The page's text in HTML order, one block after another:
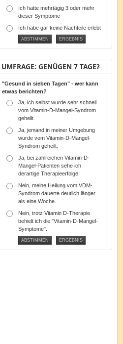
Ich hatte mehrtägig 3 oder mehr
dieser Symptome
Ich habe gar keine Nachteile erlebt
UMFRAGE: GENÜGEN 7 TAGE?
"Gesund in sieben Tagen" - wer kann
etwas berichten?
Ja, ich selbst wurde sehr schnell
vom Vitamin-D-Mangel-Syndrom
geheilt.
Ja, jemand in meiner Umgebung
wurde vom Vitamin-D-Mangel-
Syndrom geheilt.
Ja, bei zahlreichen Vitamin-D-
Mangel-Patienten sehe ich
derartige Therapieerfolge.
Nein, meine Heilung vom VDM-
Syndrom dauerte deutlich länger
als eine Woche.
Nein, trotz Vitamin D-Therapie
behielt ich die "Vitamin-D-Mangel-
Symptome".